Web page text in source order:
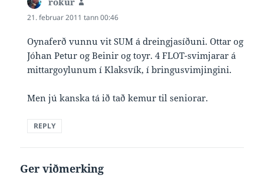
21. februar 2011 tann 00:46
Oynaferð vunnu vit SUM á dreingjasíðuni. Ottar og
Jóhan Petur og Beinir og toyr. 4 FLOT-svimjarar á
mittargoylunum í Klaksvík, í bringusvimjingini.
Men jú kanska tá ið tað kemur til seniorar.
REPLY
Ger viðmerking